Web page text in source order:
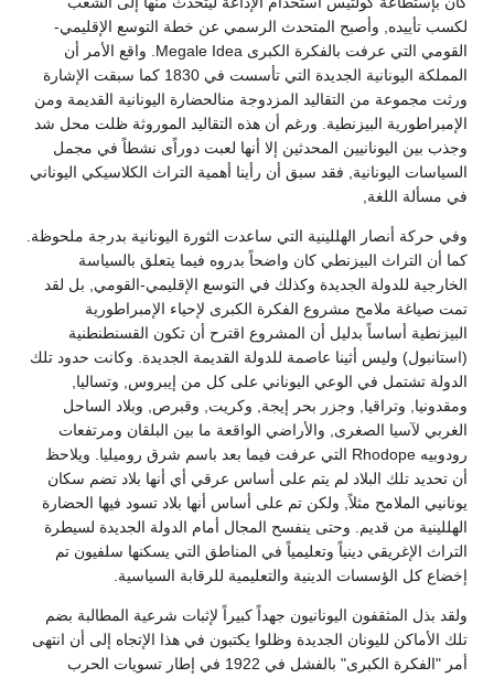
لكسب تأييده, وأصبح المتحدث الرسمي عن خطة التوسع الإقليمي-
القومي التي عرفت بالفكرة الكبرى Megale Idea. واقع الأمر أن
المملكة اليونانية الجديدة التي تأسست في 1830 كما سبقت الإشارة
ورثت مجموعة من التقاليد المزدوجة منالحضارة اليونانية القديمة ومن
الإمبراطورية البيزنطية. ورغم أن هذه التقاليد الموروثة ظلت محل شد
وجذب بين اليونانيين المحدثين إلا أنها لعبت دوراًى نشطاً في مجمل
السياسات اليونانية, فقد سبق أن رأينا أهمية التراث الكلاسيكي اليوناني
في مسألة اللغة,
وفي حركة أنصار الهللينية التي ساعدت الثورة اليونانية بدرجة ملحوظة.
كما أن التراث البيزنطي كان واضحاً بدروه فيما يتعلق بالسياسة
الخارجية للدولة الجديدة وكذلك في التوسع الإقليمي-القومي, بل لقد
تمت صياغة ملامح مشروع الفكرة الكبرى لإحياء الإمبراطورية
البيزنطية أساساً بدليل أن المشروع اقترح أن تكون القسنطنطنية
(استانبول) وليس أثينا عاصمة للدولة القديمة الجديدة. وكانت حدود تلك
الدولة تشتمل في الوعي اليوناني على كل من إيبروس, وتساليا,
ومقدونيا, وتراقيا, وجزر بحر إيجة, وكريت, وقبرص, وبلاد الساحل
الغربي لآسيا الصغرى, والأراضي الواقعة ما بين البلقان ومرتفعات
رودوبيه Rhodope التي عرفت فيما بعد باسم شرق روميليا. ويلاحظ
أن تحديد تلك البلاد لم يتم على أساس عرقي أي أنها بلاد تضم سكان
يونانيي الملامح مثلاً, ولكن تم على أساس أنها بلاد تسود فيها الحضارة
الهللينية من قديم. وحتى ينفسح المجال أمام الدولة الجديدة لسيطرة
التراث الإغريقي دينياً وتعليمياً في المناطق التي يسكنها سلفيون تم
إخضاع كل الؤسسات الدينية والتعليمية للرقابة السياسية.
ولقد بذل المثقفون اليونانيون جهداً كبيراً لإثبات شرعية المطالبة بضم
تلك الأماكن لليونان الجديدة وظلوا يكتبون في هذا الإتجاه إلى أن انتهى
أمر "الفكرة الكبرى" بالفشل في 1922 في إطار تسويات الحرب